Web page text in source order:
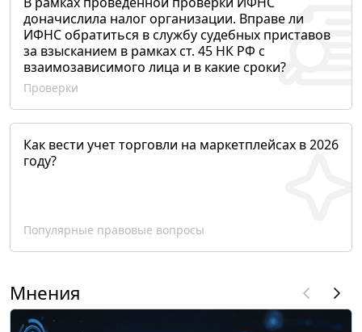
доначислила налог организации. Вправе ли
ИФНС обратиться в службу судебных приставов
за взысканием в рамках ст. 45 НК РФ с
взаимозависимого лица и в какие сроки?
Проверки
Как вести учет торговли на маркетплейсах в 2026
году?
Популярные правовые вопросы
Мнения